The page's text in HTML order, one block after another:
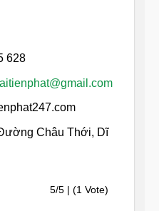
628
Châu Thới, Dĩ
5/5 | (1 Vote)